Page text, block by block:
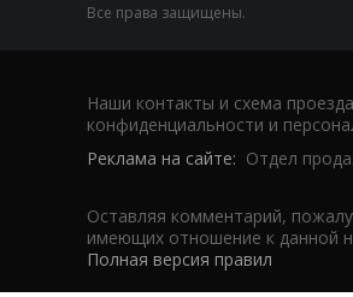
Все права защищены.
Наши контакты и схема проезда
конфиденциальности и
Реклама на сайте: Отдел
Оставляя комментарий,
имеющих отношение к данной
Полная версия правил